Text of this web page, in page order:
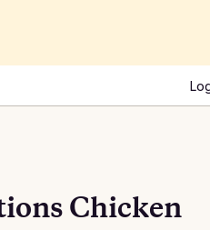
Chicken